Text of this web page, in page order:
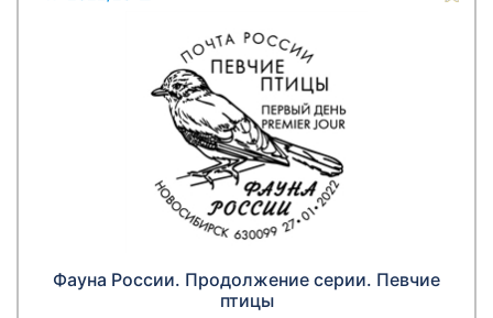
Фауна России. Продолжение серии. Певчие
птицы